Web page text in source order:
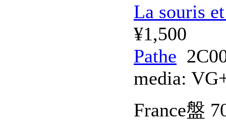
La souris
¥1,500
Pathe
media:
France盤